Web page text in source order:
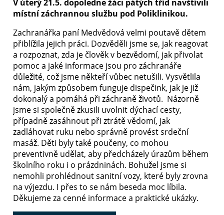
V úterý 21.5. dopoledne žáci pátých tříd navštívili
místní záchrannou službu pod Poliklinikou.
Zachranářka paní Medvědová velmi poutavě dětem
přiblížila jejich práci. Dozvěděli jsme se, jak reagovat
a rozpoznat, zda je člověk v bezvědomí, jak přivolat
pomoc a jaké informace jsou pro záchranáře
důležité, což jsme někteří vůbec netušili. Vysvětlila
nám, jakým způsobem funguje dispečink, jak je již
dokonalý a pomáhá při záchraně životů. Názorně
jsme si společně zkusili uvolnit dýchací cesty,
případně zasáhnout při ztrátě vědomí, jak
zadláhovat ruku nebo správně provést srdeční
masáž. Děti byly také poučeny, co mohou
preventivně udělat, aby předcházely úrazům během
školního roku i o prázdninách. Bohužel jsme si
nemohli prohlédnout sanitní vozy, které byly zrovna
na výjezdu. I přes to se nám beseda moc líbila.
Děkujeme za cenné informace a praktické ukázky.